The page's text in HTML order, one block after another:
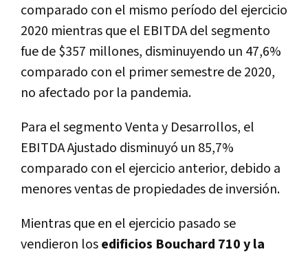
comparado con el mismo período del ejercicio
2020 mientras que el EBITDA del segmento
fue de $357 millones, disminuyendo un 47,6%
comparado con el primer semestre de 2020,
no afectado por la pandemia.
Para el segmento Venta y Desarrollos, el
EBITDA Ajustado disminuyó un 85,7%
comparado con el ejercicio anterior, debido a
menores ventas de propiedades de inversión.
Mientras que en el ejercicio pasado se
vendieron losedificios Bouchard 710 y la